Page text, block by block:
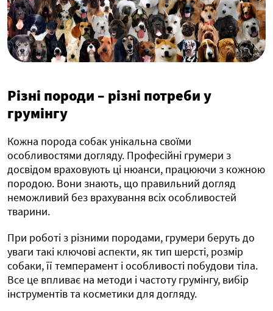
Різні породи – різні потреби у
грумінгу
Кожна порода собак унікальна своїми
особливостями догляду. Професійні грумери з
досвідом враховують ці нюанси, працюючи з кожною
породою. Вони знають, що правильний догляд
неможливий без врахування всіх особливостей
тварини.
При роботі з різними породами, грумери беруть до
уваги такі ключові аспекти, як тип шерсті, розмір
собаки, її темперамент і особливості побудови тіла.
Все це впливає на методи і частоту грумінгу, вибір
інструментів та косметики для догляду.